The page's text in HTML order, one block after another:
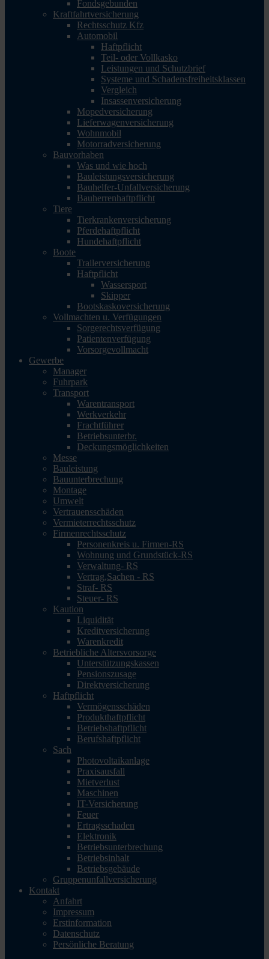
Fondsgebunden
Kraftfahrtversicherung
Rechtsschutz Kfz
Automobil
Haftpflicht
Teil- oder Vollkasko
Leistungen und Schutzbrief
Systeme und Schadensfreiheitsklassen
Vergleich
Insassenversicherung
Mopedversicherung
Lieferwagenversicherung
Wohnmobil
Motorradversicherung
Bauvorhaben
Was und wie hoch
Bauleistungsversicherung
Bauhelfer-Unfallversicherung
Bauherrenhaftpflicht
Tiere
Tierkrankenversicherung
Pferdehaftpflicht
Hundehaftpflicht
Boote
Trailerversicherung
Haftpflicht
Wassersport
Skipper
Bootskaskoversicherung
Vollmachten u. Verfügungen
Sorgerechtsverfügung
Patientenverfügung
Vorsorgevollmacht
Gewerbe
Manager
Fuhrpark
Transport
Warentransport
Werkverkehr
Frachtführer
Betriebsunterbr.
Deckungsmöglichkeiten
Messe
Bauleistung
Bauunterbrechung
Montage
Umwelt
Vertrauensschäden
Vermieterrechtsschutz
Firmenrechtsschutz
Personenkreis u. Firmen-RS
Wohnung und Grundstück-RS
Verwaltung- RS
Vertrag,Sachen - RS
Straf- RS
Steuer- RS
Kaution
Liquidität
Kreditversicherung
Warenkredit
Betriebliche Altersvorsorge
Unterstützungskassen
Pensionszusage
Direktversicherung
Haftpflicht
Vermögensschäden
Produkthaftpflicht
Betriebshaftpflicht
Berufshaftpflicht
Sach
Photovoltaikanlage
Praxisausfall
Mietverlust
Maschinen
IT-Versicherung
Feuer
Ertragsschaden
Elektronik
Betriebsunterbrechung
Betriebsinhalt
Betriebsgebäude
Gruppenunfallversicherung
Kontakt
Anfahrt
Impressum
Erstinformation
Datenschutz
Persönliche Beratung